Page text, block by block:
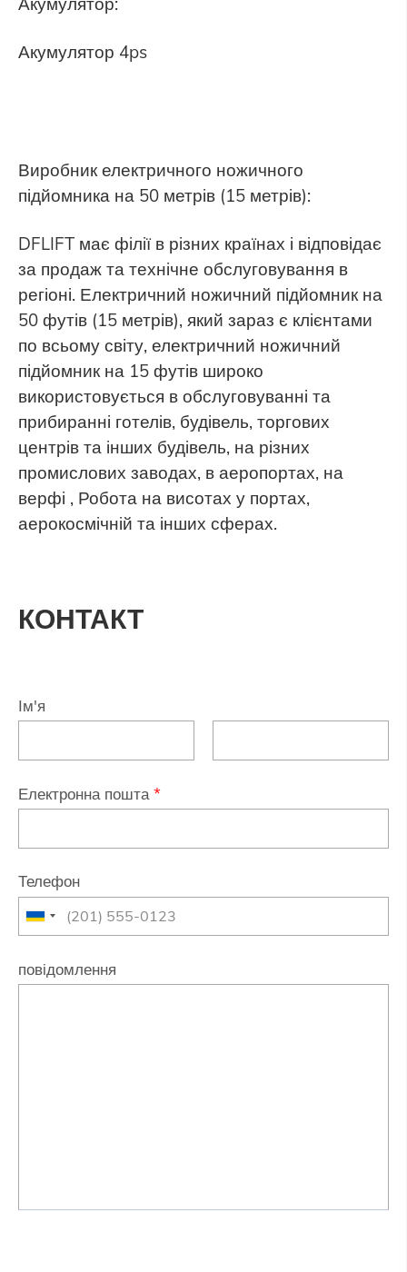
Акумулятор 4ps
Виробник електричного ножичного
підйомника на 50 метрів (15 метрів):
DFLIFT має філії в різних країнах і відповідає
за продаж та технічне обслуговування в
регіоні. Електричний ножичний підйомник на
50 футів (15 метрів), який зараз є клієнтами
по всьому світу, електричний ножичний
підйомник на 15 футів широко
використовується в обслуговуванні та
прибиранні готелів, будівель, торгових
центрів та інших будівель, на різних
промислових заводах, в аеропортах, на
верфі , Робота на висотах у портах,
аерокосмічній та інших сферах.
КОНТАКТ
Ім'я
Електронна пошта *
Телефон
повідомлення